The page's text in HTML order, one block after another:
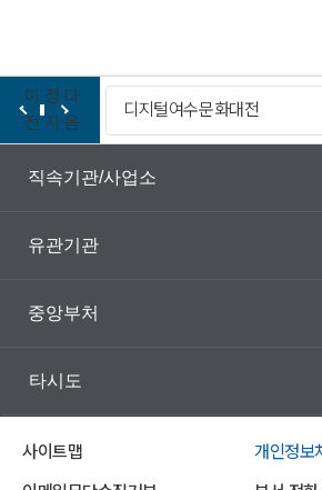
이
전
정
지
다
음
디지털여수문화대전
직속기관/사업소
유관기관
중앙부처
타시도
사이트맵
개인정보